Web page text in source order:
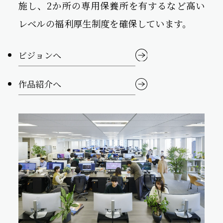
施し、2か所の専用保養所を有するなど高い
レベルの福利厚生制度を確保しています。
ビジョンへ
作品紹介へ